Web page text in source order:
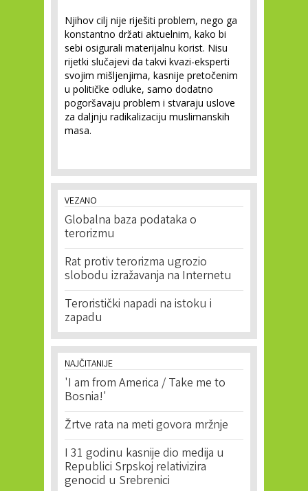
Njihov cilj nije riješiti problem, nego ga
konstantno držati aktuelnim, kako bi
sebi osigurali materijalnu korist. Nisu
rijetki slučajevi da takvi kvazi-eksperti
svojim mišljenjima, kasnije pretočenim
u političke odluke, samo dodatno
pogoršavaju problem i stvaraju uslove
za daljnju radikalizaciju muslimanskih
masa.
VEZANO
Globalna baza podataka o
terorizmu
Rat protiv terorizma ugrozio
slobodu izražavanja na Internetu
Teroristički napadi na istoku i
zapadu
NAJČITANIJE
'I am from America / Take me to
Bosnia!'
Žrtve rata na meti govora mržnje
I 31 godinu kasnije dio medija u
Republici Srpskoj relativizira
genocid u Srebrenici